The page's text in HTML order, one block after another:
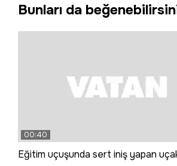
Bunları da
00:40
Eğitim uçuşunda sert iniş yapan